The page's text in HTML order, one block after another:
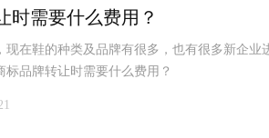
时需要什么费用？
现在鞋的种类及品牌有很多，也有很多新企业
品牌转让时需要什么费用？